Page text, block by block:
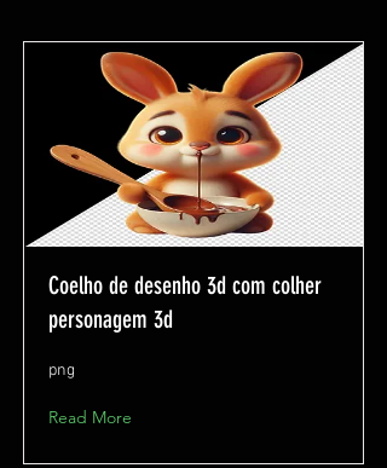
Coelho de desenho 3d com colher
personagem 3d
png
Read More